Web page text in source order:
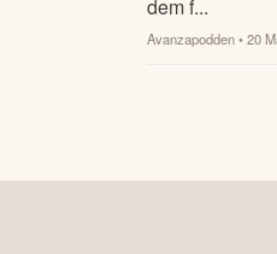
dem f...
Avanzapodden• 20